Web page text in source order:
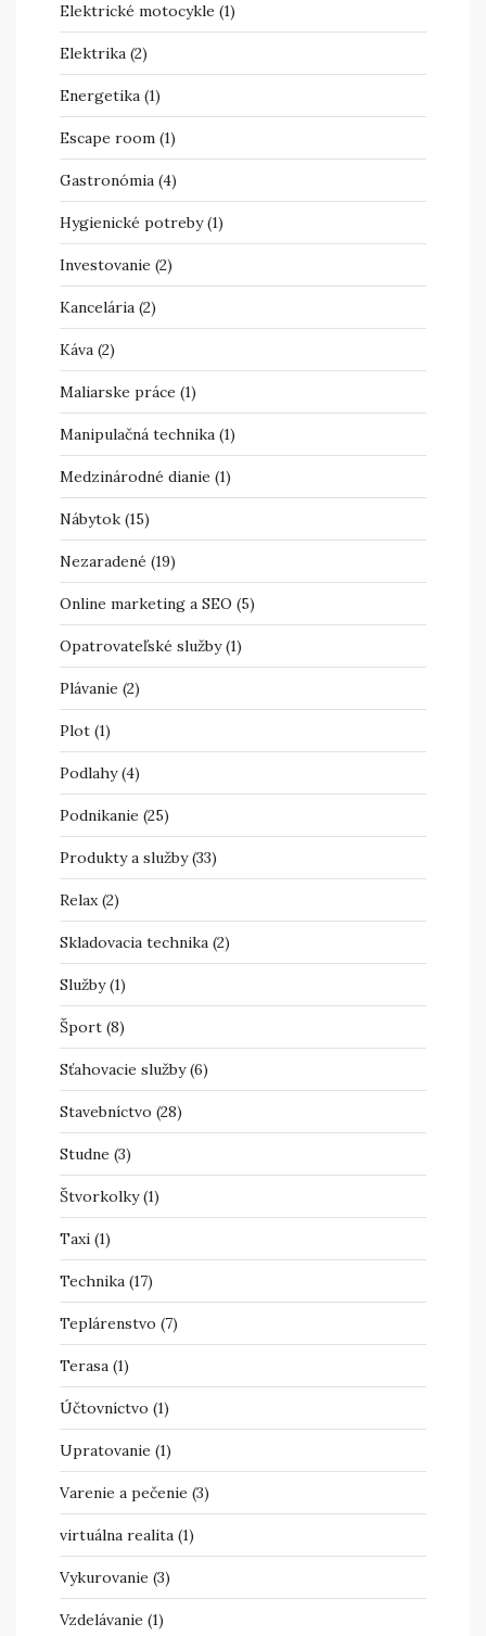
Elektrické motocykle (1)
Elektrika (2)
Energetika (1)
Escape room (1)
Gastronómia (4)
Hygienické potreby(1)
Investovanie (2)
Kancelária (2)
Káva (2)
Maliarske práce (1)
Manipulačná technika (1)
Medzinárodné dianie (1)
Nábytok (15)
Nezaradené (19)
Online marketing a SEO (5)
Opatrovateľské služby(1)
Plávanie (2)
Plot (1)
Podlahy(4)
Podnikanie (25)
Produkty a služby(33)
Relax(2)
Skladovacia technika (2)
Služby(1)
Šport (8)
Sťahovacie služby(6)
Stavebníctvo (28)
Studne (3)
Štvorkolky(1)
Taxi (1)
Technika (17)
Teplárenstvo (7)
Terasa (1)
Účtovníctvo (1)
Upratovanie (1)
Varenie a pečenie (3)
virtuálna realita (1)
Vykurovanie (3)
Vzdelávanie (1)